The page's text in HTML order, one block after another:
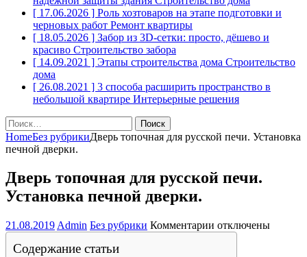
[ 17.06.2026 ] Роль хозтоваров на этапе подготовки и
черновых работ Ремонт квартиры
[ 18.05.2026 ] Забор из 3D-сетки: просто, дёшево и
красиво Строительство забора
[ 14.09.2021 ] Этапы строительства дома Строительство
дома
[ 26.08.2021 ] 3 способа расширить пространство в
небольшой квартире Интерьерные решения
Найти:
HomeБез рубрикиДверь топочная для русской печи. Установка
печной дверки.
Дверь топочная для русской печи.
Установка печной дверки.
21.08.2019 Admin Без рубрики Комментарии к
записи
отключены
Содержание статьи